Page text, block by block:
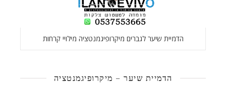
הדמיית שיער לגברים מיקרופיגמנטציה מילויי קרחות
הדמיית שיער – מיקרופיגמנטציה